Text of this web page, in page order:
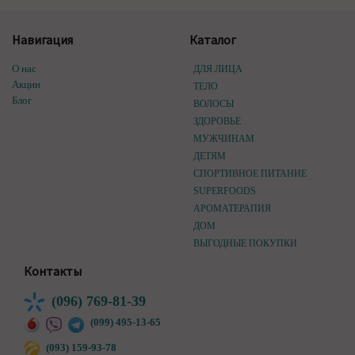
Навигация
О нас
Акции
Блог
Каталог
ДЛЯ ЛИЦА
ТЕЛО
ВОЛОСЫ
ЗДОРОВЬЕ
МУЖЧИНАМ
ДЕТЯМ
СПОРТИВНОЕ ПИТАНИЕ
SUPERFOODS
АРОМАТЕРАПИЯ
ДОМ
ВЫГОДНЫЕ ПОКУПКИ
Контакты
(096) 769-81-39
(099) 495-13-65
(093) 159-93-78